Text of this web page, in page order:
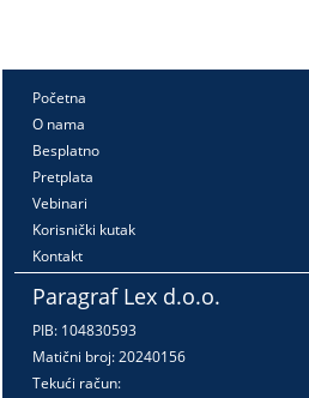
Početna
O nama
Besplatno
Pretplata
Vebinari
Korisnički kutak
Kontakt
Paragraf Lex d.o.o.
PIB: 104830593
Matični broj: 20240156
Tekući račun: